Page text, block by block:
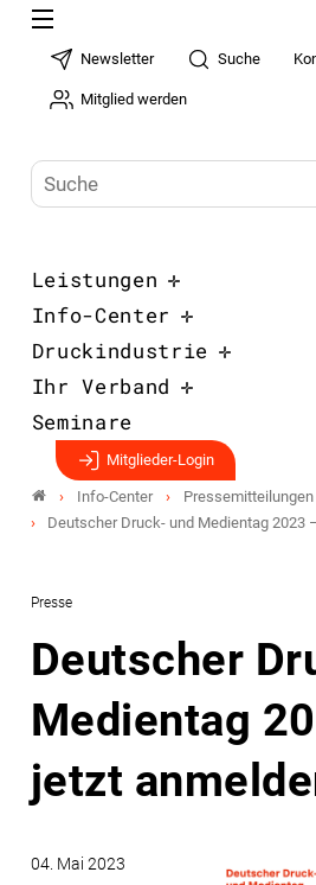
Newsletter Suche
Mitglied werden
Leistungen
Info-Center
Druckindustrie
Ihr Verband
Seminare
Mitglieder-Login
Info-Center
Pressemitteilungen
Deutscher Druck- und Medientag 2023
Presse
Deutscher
Medientag
jetzt
04. Mai 2023